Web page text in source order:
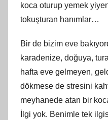
koca oturup yemek
tokuşturan hanımlar…
Bir de bizim eve
karadenize, doğuya,
hafta eve gelmeyen,
dökmese de stresini
meyhanede atan bir
İlgi yok. Benimle tek